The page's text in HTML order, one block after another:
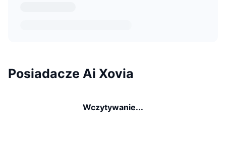
Posiadacze Ai Xovia
Wczytywanie...